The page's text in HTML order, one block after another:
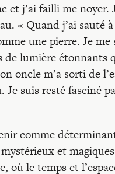
j’ai failli me noyer.
« Quand j’ai sauté
une pierre. Je
lumière étonnants
oncle m’a sorti de
suis resté fasciné
comme
et
où le temps et